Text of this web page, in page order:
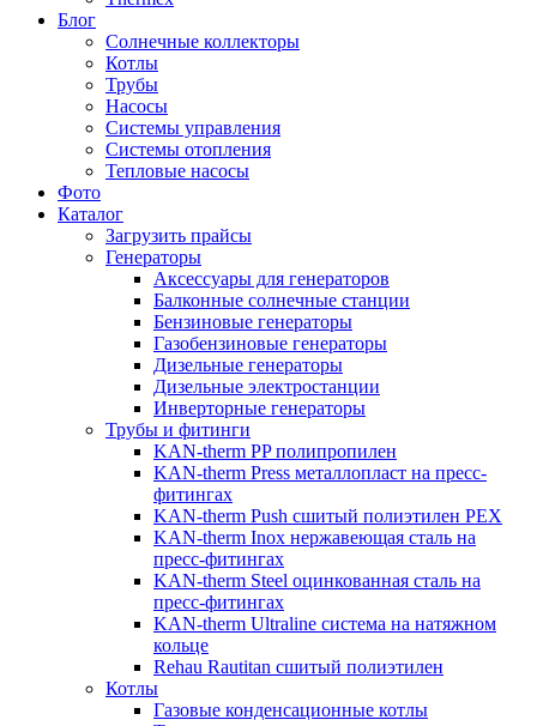
Блог
Солнечные коллекторы
Котлы
Трубы
Насосы
Системы управления
Системы отопления
Тепловые насосы
Фото
Каталог
Загрузить прайсы
Генераторы
Аксессуары для генераторов
Балконные солнечные станции
Бензиновые генераторы
Газобензиновые генераторы
Дизельные генераторы
Дизельные электростанции
Инверторные генераторы
Трубы и фитинги
KAN-therm PP полипропилен
KAN-therm Рress металлопласт на пресс-
фитингах
KAN-therm Push сшитый полиэтилен PEX
KAN-therm Inox нержавеющая сталь на
пресс-фитингах
KAN-therm Steel оцинкованная сталь на
пресс-фитингах
KAN-therm Ultraline система на натяжном
кольце
Rehau Rautitan сшитый полиэтилен
Котлы
Газовые конденсационные котлы